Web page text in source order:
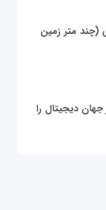
(چند متر زمین
دیجیتال را